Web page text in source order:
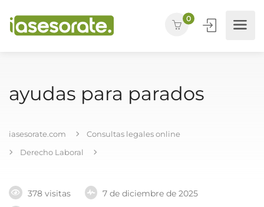
0
ayudas para parados
iasesorate.com
Consultas legales online
Derecho Laboral
378 visitas
7 de diciembre de 2025